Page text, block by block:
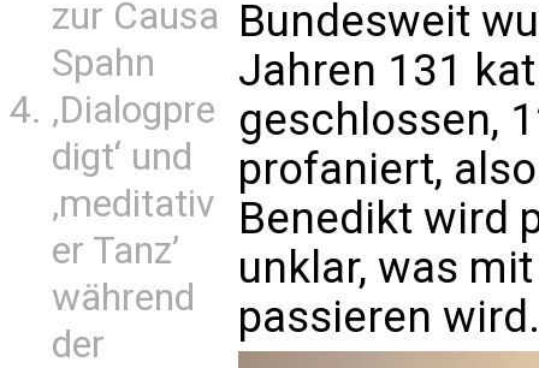
zur Causa
Spahn
‚Dialogpre
digt‘ und
‚meditativ
er Tanz’
während
der
Bundesweit
Jahren 131
geschlossen,
profaniert,
Benedikt wird
unklar, was
passieren wird.